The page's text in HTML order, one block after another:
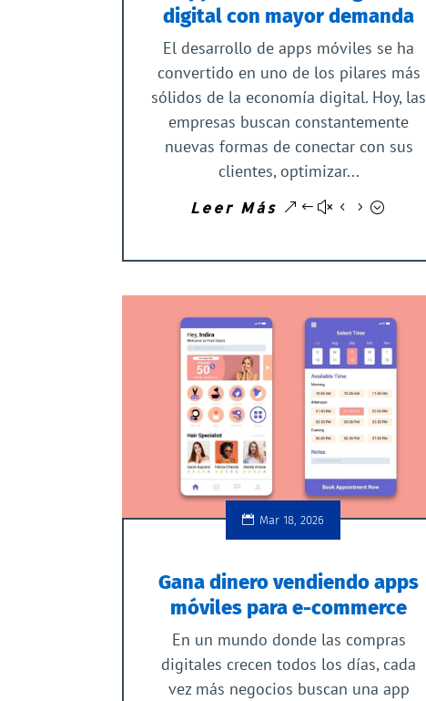
digital con mayor demanda
El desarrollo de apps móviles se ha
convertido en uno de los pilares más
sólidos de la economía digital. Hoy, las
empresas buscan constantemente
nuevas formas de conectar con sus
clientes, optimizar...
Leer Más
Mar 18, 2026
Gana dinero vendiendo apps
móviles para e-commerce
En un mundo donde las compras
digitales crecen todos los días, cada
vez más negocios buscan una app